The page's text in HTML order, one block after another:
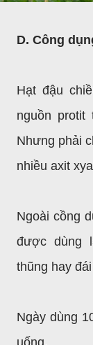
D. Công
Hạt đậu
nguồn
Nhưng phải
nhiều axit
Ngoài cồng
được dùng
thũng hay
Ngày dùng